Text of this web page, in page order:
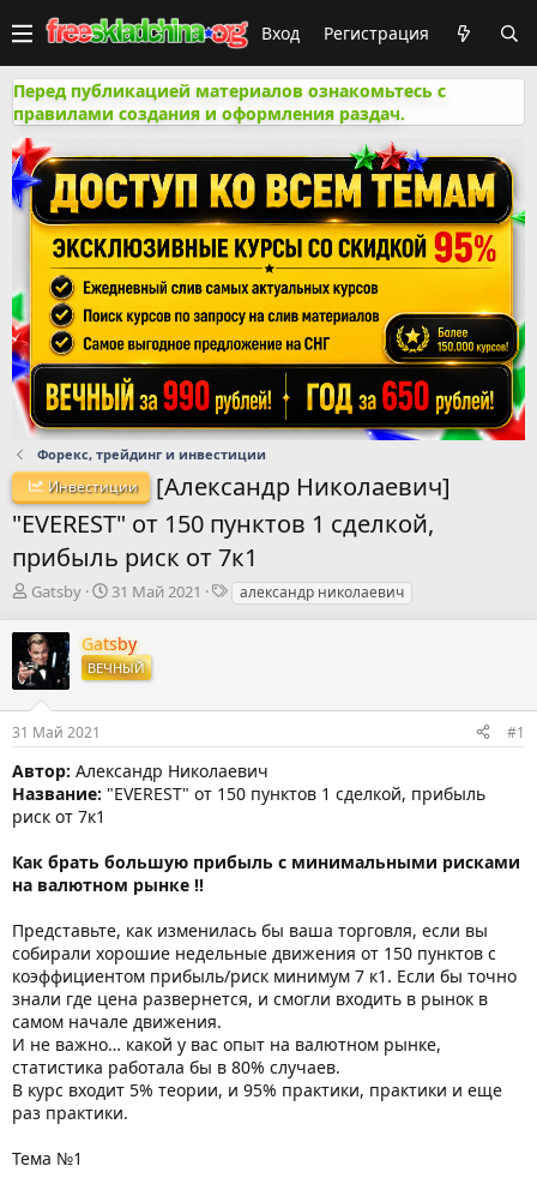
Вход Регистрация
Перед публикацией материалов ознакомьтесь с
правилами создания и оформления раздач.
Форекс, трейдинг и инвестиции
Инвестиции
[Александр Николаевич]
"EVEREST" от 150 пунктов 1 сделкой,
прибыль риск от 7к1
А
т
о
р
м
ы
Gatsby
Д
т
а
н
а
л
а
31 Май 2021
Талександр николаевич
Gatsby
ВЕЧНЫЙ
31 Май 2021 #1
Автор: Александр Николаевич
Название: "EVEREST" от 150 пунктов 1 сделкой, прибыль
риск от 7к1
Как брать большую прибыль с минимальными рисками
на валютном рынке !!
Представьте, как изменилась бы ваша торговля, если вы
собирали хорошие недельные движения от 150 пунктов с
коэффициентом прибыль/риск минимум 7 к1. Если бы точно
знали где цена развернется, и смогли входить в рынок в
самом начале движения.
И не важно… какой у вас опыт на валютном рынке,
статистика работала бы в 80% случаев.
В курс входит 5% теории, и 95% практики, практики и еще
раз практики.
Тема №1